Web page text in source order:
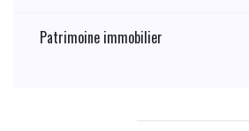
Patrimoine immobilier